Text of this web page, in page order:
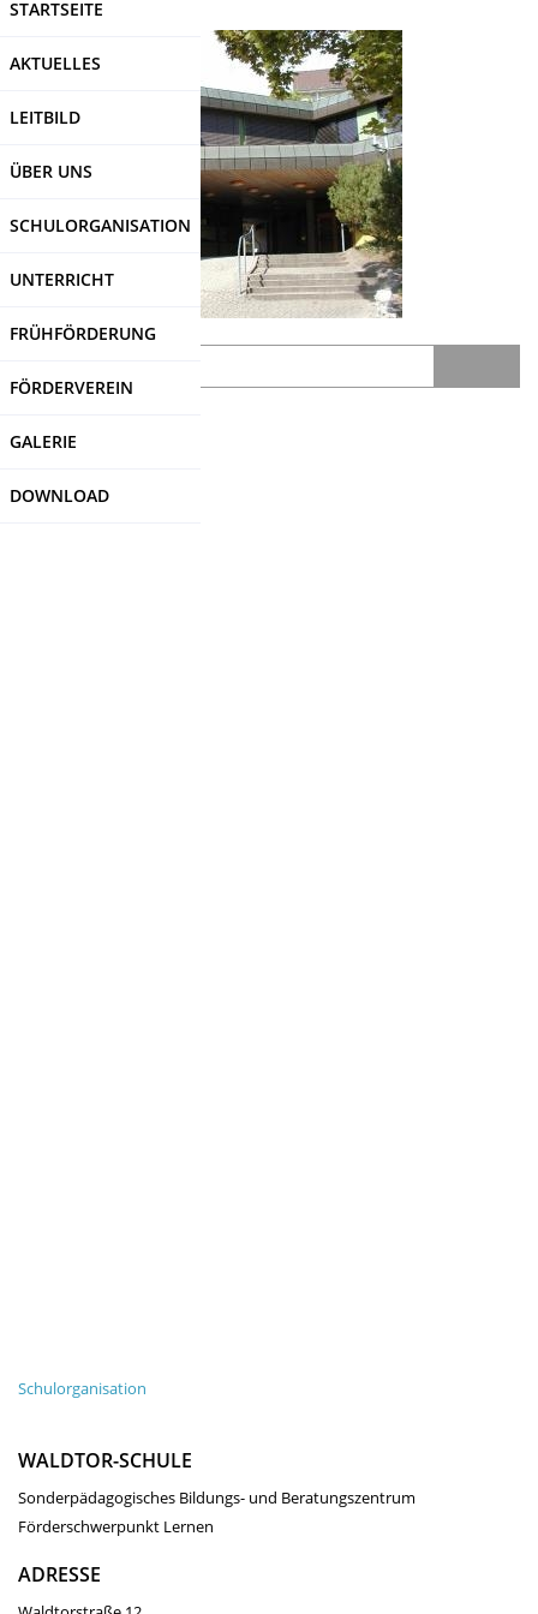
Direkt
Inhalt
STARTSEITE
AKTUELLES
LEITBILD
ÜBER UNS
SCHULORGANISATION
UNTERRICHT
FRÜHFÖRDERUNG
FÖRDERVEREIN
GALERIE
DOWNLOAD
Schulorganisation
WALDTOR-SCHULE
Sonderpädagogisches Bildungs- und Beratungszentrum
Förderschwerpunkt Lernen
ADRESSE